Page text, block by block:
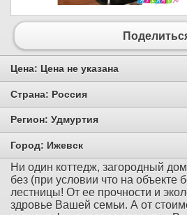
Цена: Цена не указана
Страна: Россия
Регион: Удмуртия
Город: Ижевск
Ни один коттедж, загородный
без (при условии что на объекте
лестницы! От ее прочности и
здровье Вашей семьи. А от